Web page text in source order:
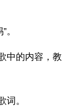
。
中的内容，教
词。